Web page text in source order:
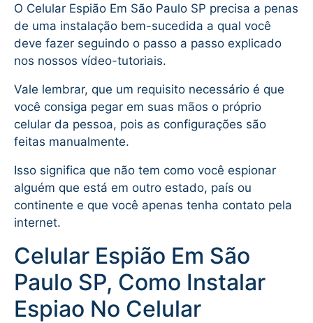
O Celular Espião Em São Paulo SP precisa a penas
de uma instalação bem-sucedida a qual você
deve fazer seguindo o passo a passo explicado
nos nossos vídeo-tutoriais.
Vale lembrar, que um requisito necessário é que
você consiga pegar em suas mãos o próprio
celular da pessoa, pois as configurações são
feitas manualmente.
Isso significa que não tem como você espionar
alguém que está em outro estado, país ou
continente e que você apenas tenha contato pela
internet.
Celular Espião Em São
Paulo SP, Como Instalar
Espiao No Celular